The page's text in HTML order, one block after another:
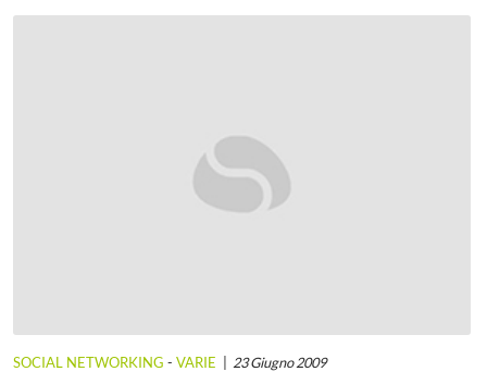
SOCIAL NETWORKING - VARIE 23 Giugno 2009